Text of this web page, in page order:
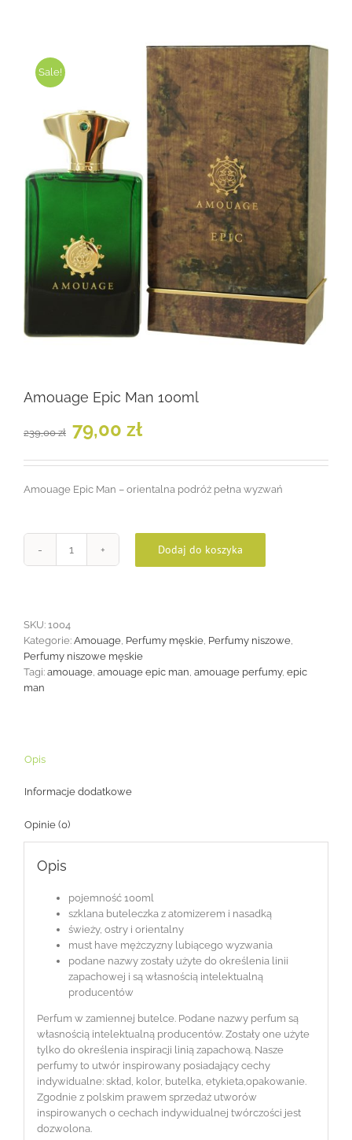
Sale!
Amouage Epic Man 100ml
239,00zł
Pierwotna
cena
239,00 zł.
79,00 złcena
79,00 zł.
Amouage Epic Man – orientalna podróż pełna wyzwań
ilość
Dodaj do koszyka
SKU: 1004
Kategorie: Amouage, Perfumy męskie, Perfumy niszowe,
Perfumy niszowe męskie
Tagi: amouage, amouage epic man, amouage perfumy, epic
man
Opis
Informacje dodatkowe
Opinie (0)
Opis
pojemność 100ml
szklana buteleczka z atomizerem i nasadką
świeży, ostry i orientalny
must have mężczyzny lubiącego wyzwania
podane nazwy zostały użyte do określenia linii
zapachowej i są własnością intelektualną
producentów
Perfum w zamiennej butelce. Podane nazwy perfum są
własnością intelektualną producentów. Zostały one użyte
tylko do określenia inspiracji linią zapachową. Nasze
perfumy to utwór inspirowany posiadający cechy
indywidualne: skład, kolor, butelka, etykieta,opakowanie.
Zgodnie z polskim prawem sprzedaż utworów
inspirowanych o cechach indywidualnej twórczości jest
dozwolona.